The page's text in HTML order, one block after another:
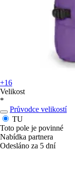
+16
Velikost
*
Průvodce velikostí
TU
Toto pole je povinné
Nabídka partnera
Odesláno za 5 dní